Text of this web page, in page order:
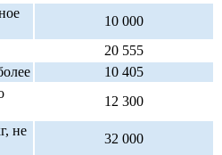
10 000
20 555
10 405
12 300
не
32 000